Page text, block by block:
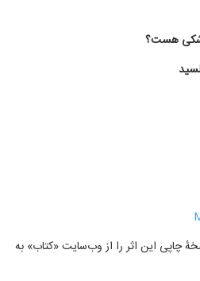
هست؟
چاپی این اثر را از وب‌سایت «کتاب» به